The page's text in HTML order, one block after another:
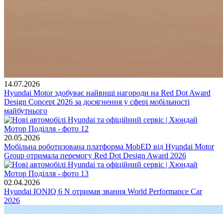
14.07.2026
Hyundai Motor здобуває найвищі нагороди на Red Dot Award
Design Concept 2026 за досягнення у сфері мобільності
майбутнього
20.05.2026
Мобільна роботизована платформа MobED від Hyundai Motor
Group отримала перемогу Red Dot Design Award 2026
02.04.2026
Hyundai IONIQ 6 N отримав звання World Performance Car
2026